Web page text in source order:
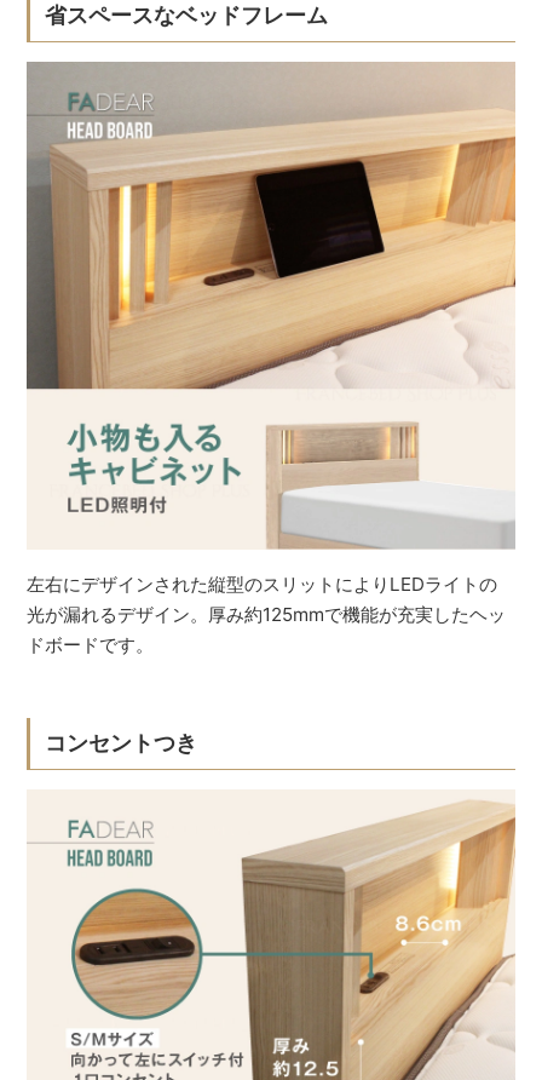
省スペースなベッドフレーム
左右にデザインされた縦型のスリットによりLEDライトの
光が漏れるデザイン。厚み約125mmで機能が充実したヘッ
ドボードです。
コンセントつき